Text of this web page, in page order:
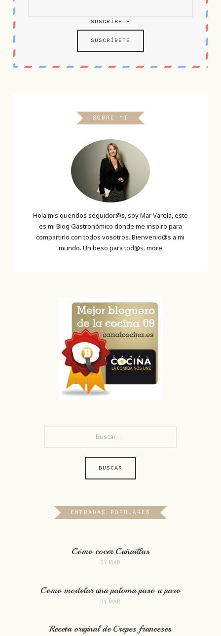
SUSCRÍBETE
SOBRE MI
Hola mis queridos seguidor@s, soy Mar Varela, este
es mi Blog Gastronómico donde me inspiro para
compartirlo con todos vosotros. Bienvenid@s a mi
mundo. Un beso para tod@s. more
ENTRADAS POPULARES
Cómo cocer Cañaillas
BY MAR
Como modelar una paloma paso a paso
BY MAR
Receta original de Crepes franceses